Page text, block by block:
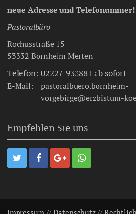
neue Adresse und
Pastoralbüro
Rochusstraße 15
53332 Bornheim Merten
Telefon: 02227-933881 ab sofort
E-Mail:
pastoralbuero.bornheim-
vorgebirge@erzbistum-
Empfehlen Sie uns
Impressum //Datenschutz //